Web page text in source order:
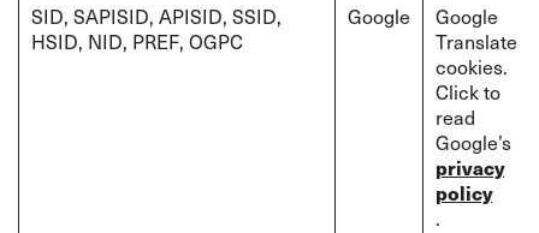
SID, SAPISID, APISID, SSID,
HSID, NID, PREF, OGPC
Google
Google
Translate
cookies.
Click to
read
Google’s
privacy
policy
.